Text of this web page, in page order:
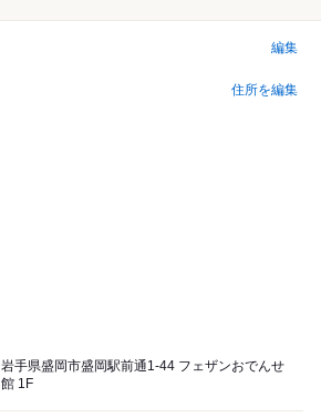
編集
住所を編集
岩手県盛岡市盛岡駅前通1-44 フェザンおでんせ
館 1F